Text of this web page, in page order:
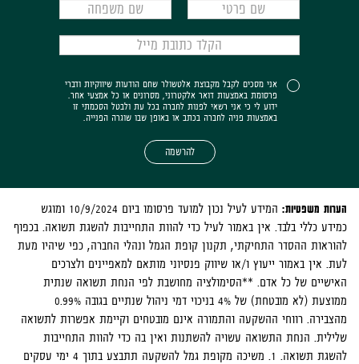
אני מסכים לקבל מקבוצת אלטשולר שחם הודעות שיווקיות ודברי
פרסומת באמצעות דואר אלקטרוני, מסרונים או כל אמצעי אחר.
ידוע לי כי אני רשאי לפנות לחברה בכל עת ולבטל הסכמתי זו
באמצעות פניה לחברה בכתב או באופן שבו שוגרה הפנייה.
להרשמה
הערות משפטיות:
המידע לעיל נכון למועד פרסומו ביום 10/9/2024 ומוגש
כמידע כללי בלבד. אין באמור לעיל כדי להוות התחייבות להשגת תשואה. בכפוף
להוראות ההסדר התחיקתי, תקנון קופת הגמל ונהלי החברה, כפי שיהיו מעת
לעת. אין באמור ייעוץ ו/או שיווק פנסיוני מותאם למאפיינים ולצרכים
האישיים של כל אדם. **הסימולציה מחושבת לפי הנחת תשואה שנתית
ממוצעת (לא מובטחת) של 4% בניכוי דמי ניהול שנתיים בגובה 0.99%
מהצבירה. רווחי ההשקעה והתמורה אינם מובטחים וקיימת אפשרות לתשואה
שלילית. הנחת התשואה עשויה להשתנות ואין בה כדי להוות התחייבות
להשגת תשואה. 1.
משיכה מקופת גמל להשקעה תתבצע בתוך 4 ימי עסקים